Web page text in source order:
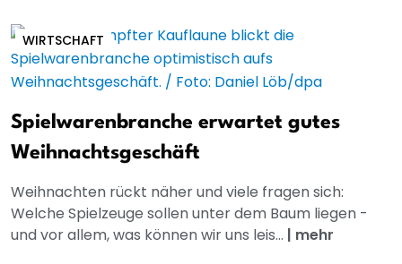
WIRTSCHAFT
Spielwarenbranche erwartet gutes
Weihnachtsgeschäft
Weihnachten rückt näher und viele fragen sich:
Welche Spielzeuge sollen unter dem Baum liegen -
und vor allem, was können wir uns leis... | mehr